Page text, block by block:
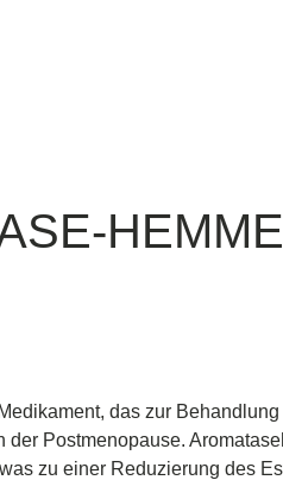
das zur
Postmenopause.
zu einer Reduzierung des